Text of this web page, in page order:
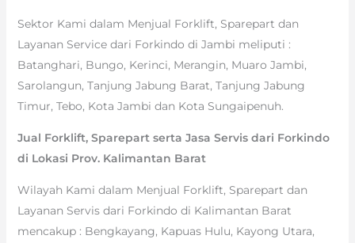
Sektor Kami dalam Menjual Forklift, Sparepart dan
Layanan Service dari Forkindo di Jambi meliputi :
Batanghari, Bungo, Kerinci, Merangin, Muaro Jambi,
Sarolangun, Tanjung Jabung Barat, Tanjung Jabung
Timur, Tebo, Kota Jambi dan Kota Sungaipenuh.
Jual Forklift, Sparepart serta Jasa Servis dari Forkindo
di Lokasi Prov. Kalimantan Barat
Wilayah Kami dalam Menjual Forklift, Sparepart dan
Layanan Servis dari Forkindo di Kalimantan Barat
mencakup : Bengkayang, Kapuas Hulu, Kayong Utara,